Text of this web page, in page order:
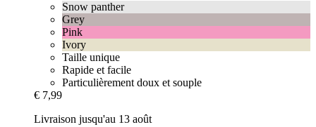
Snow panther
Grey
Pink
Ivory
Taille unique
Rapide et facile
Particulièrement doux et souple
€ 7,99
Livraison jusqu'au 13 août